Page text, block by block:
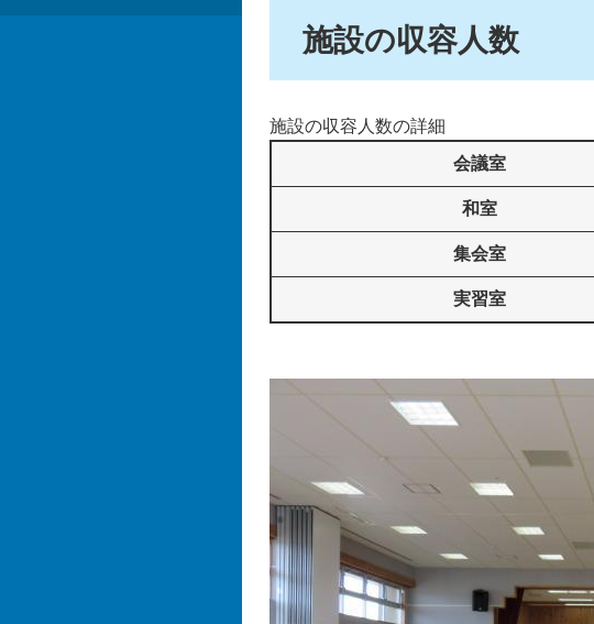
施設の収容人数
施設の収容人数の詳細
会議室
和室
集会室
実習室